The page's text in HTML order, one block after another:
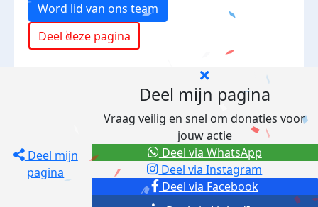
Word lid van ons team
Deel deze pagina
Deel mijn
pagina
Deel mijn pagina
Vraag veilig en snel om donaties voor
jouw actie
Deel via Facebook
Deel via Instagram
Deel via WhatsApp